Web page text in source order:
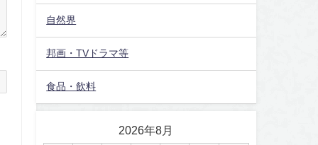
自然界
邦画・TVドラマ等
食品・飲料
2026年8月